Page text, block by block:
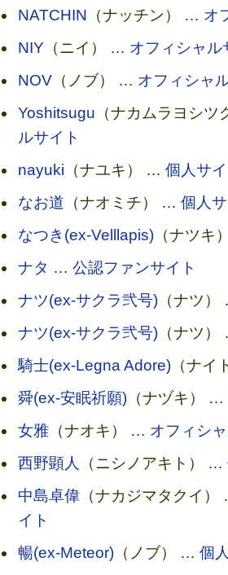
NATCHIN （ナッチン） … オ
NIY （ニイ） … オフィシャル
NOV（ノブ） … オフィシャ
Yoshitsugu （ナカムラヨシ
ルサイト
nayuki （ナユキ） … 個人サイ
なお道 （ナオミチ） … 個人
なつき(ex-Velllapis)（ナツキ
ナタ … 公認ファンサイト
ナツ(ex-サクラ弐号)（ナツ）
ナツ(ex-サクラ弐号)（ナツ）
騎士(ex-Legna Adore)（ナイ
舜(ex-安眠祈願)（ナヅキ） …
女雅（ナオキ） … オフィシ
西野顕人
（ニシノアキト） …
中島卓偉（ナカジマタクイ）
イト
暢(ex-Meteor)（ノブ） … 個